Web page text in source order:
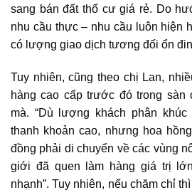
sang bán đất thổ cư giá rẻ. Do
nhu cầu thực – nhu cầu luôn hiện
có lượng giao dịch tương đối ổn
Tuy nhiên, cũng theo chị Lan,
hàng cao cấp trước đó trong sàn
mà. “Dù lượng khách phân
thanh khoản cao, nhưng hoa
đồng phải di chuyển về các vùng
giới đã quen làm hàng giá trị
nhạnh”. Tuy nhiên, nếu chăm chỉ